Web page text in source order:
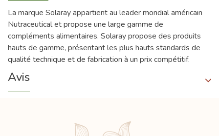
La marque Solaray appartient au leader mondial américain
Nutraceutical et propose une large gamme de
compléments alimentaires. Solaray propose des produits
hauts de gamme, présentant les plus hauts standards de
qualité technique et de fabrication à un prix compétitif.
Avis